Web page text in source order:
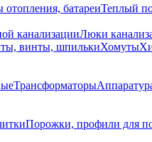
отопления, батареиТеплый
канализацииЛюки
винты, шпилькиХомуты
Трансформаторы
Порожки, профили для